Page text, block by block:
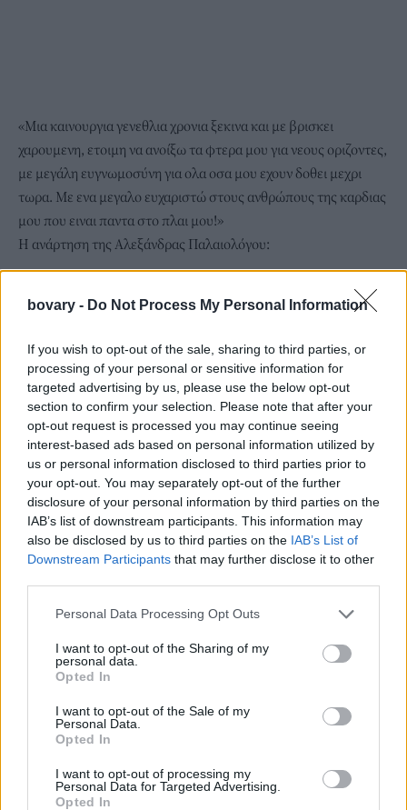
bovary - Do Not Process My Personal Information
If you wish to opt-out of the sale, sharing to third parties, or
processing of your personal or sensitive information for
targeted advertising by us, please use the below opt-out
section to confirm your selection. Please note that after your
opt-out request is processed you may continue seeing
interest-based ads based on personal information utilized by
us or personal information disclosed to third parties prior to
your opt-out. You may separately opt-out of the further
disclosure of your personal information by third parties on the
IAB’s list of downstream participants. This information may
also be disclosed by us to third parties on the IAB’s List of
Downstream Participants that may further disclose it to other
Personal Data Processing Opt Outs
I want to opt-out of the Sharing of my
personal data.
Opted In
I want to opt-out of the Sale of my
Personal Data.
Opted In
I want to opt-out of processing my
Personal Data for Targeted Advertising.
Opted In
«Mια καινουργια γενεθλια χρονια ξεκινα και με βρισκει
χαρουμενη, ετοιμη να ανοίξω τα φτερα μου για νεους οριζοντες,
με μεγάλη ευγνωμοσύνη για ολα οσα μου εχουν δοθει μεχρι
τωρα. Με ενα μεγαλο ευχαριστώ στους ανθρώπους της καρδιας
μου που ειναι παντα στο πλαι μου!»
Η ανάρτηση της Αλεξάνδρας Παλαιολόγου:
PEOPLE AND STYLE
Μέριλιν Μονρόε